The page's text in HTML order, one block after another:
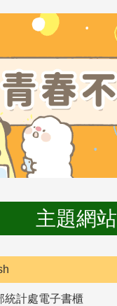
主題網站
統計處電子書櫃